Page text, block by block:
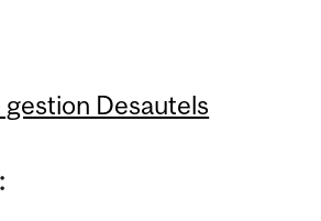
Desautels